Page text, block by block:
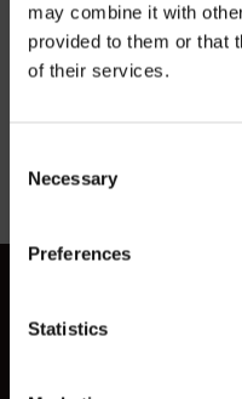
may combine it with
provided to them or that
of their services.
Selection
Necessary
Preferences
Statistics
PRECES NR. 731
26,24/gab.